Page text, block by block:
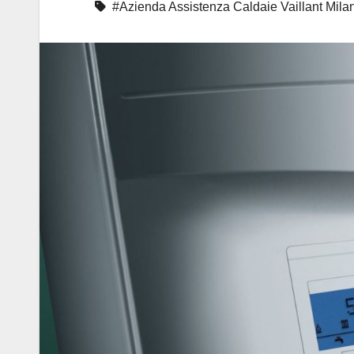
#Azienda Assistenza Caldaie Vaillant